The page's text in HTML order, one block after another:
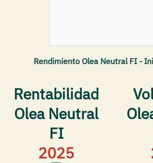
Rendimiento Olea Neutral FI -
Rentabilidad
Olea Neutral
FI
2025